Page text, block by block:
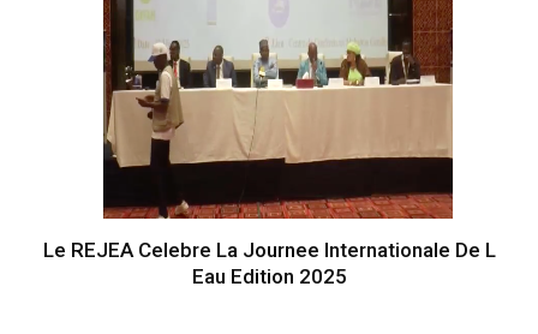
Le REJEA Celebre La Journee Internationale De L
Eau Edition 2025